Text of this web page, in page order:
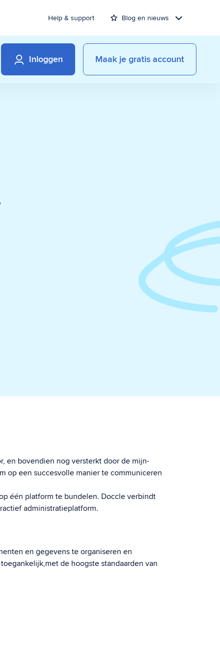
Help & support Blog en nieuws
Inloggen Maak je gratis account
en bovendien nog versterkt door de mijn-
op een succesvolle manier te communiceren
één platform te bundelen. Doccle verbindt
administratieplatform.
en gegevens te organiseren en
de hoogste standaarden van